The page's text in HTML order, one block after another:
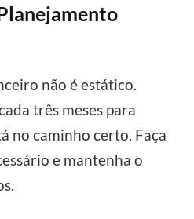
não é estático.
três meses para
no caminho certo. Faça
e mantenha o